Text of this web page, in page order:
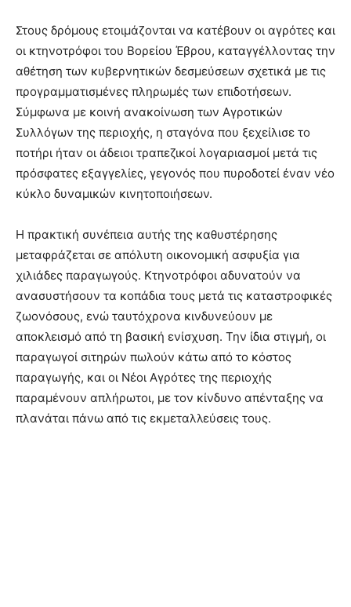
Στους δρόμους ετοιμάζονται να κατέβουν οι αγρότες και
οι κτηνοτρόφοι του Βορείου Έβρου, καταγγέλλοντας την
αθέτηση των κυβερνητικών δεσμεύσεων σχετικά με τις
προγραμματισμένες πληρωμές των επιδοτήσεων.
Σύμφωνα με κοινή ανακοίνωση των Αγροτικών
Συλλόγων της περιοχής, η σταγόνα που ξεχείλισε το
ποτήρι ήταν οι άδειοι τραπεζικοί λογαριασμοί μετά τις
πρόσφατες εξαγγελίες, γεγονός που πυροδοτεί έναν νέο
κύκλο δυναμικών κινητοποιήσεων.
Η πρακτική συνέπεια αυτής της καθυστέρησης
μεταφράζεται σε απόλυτη οικονομική ασφυξία για
χιλιάδες παραγωγούς. Κτηνοτρόφοι αδυνατούν να
ανασυστήσουν τα κοπάδια τους μετά τις καταστροφικές
ζωονόσους, ενώ ταυτόχρονα κινδυνεύουν με
αποκλεισμό από τη βασική ενίσχυση. Την ίδια στιγμή, οι
παραγωγοί σιτηρών πωλούν κάτω από το κόστος
παραγωγής, και οι Νέοι Αγρότες της περιοχής
παραμένουν απλήρωτοι, με τον κίνδυνο απένταξης να
πλανάται πάνω από τις εκμεταλλεύσεις τους.